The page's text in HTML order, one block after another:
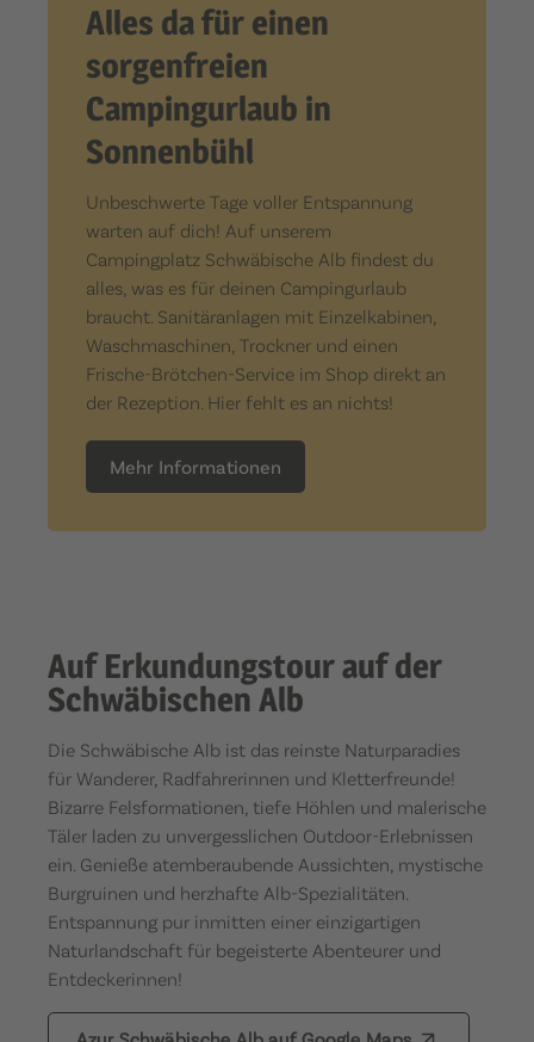
Alles da für einen
sorgenfreien
Campingurlaub in
Sonnenbühl
Unbeschwerte Tage voller Entspannung
warten auf dich! Auf unserem
Campingplatz Schwäbische Alb findest du
alles, was es für deinen Campingurlaub
braucht. Sanitäranlagen mit Einzelkabinen,
Waschmaschinen, Trockner und einen
Frische-Brötchen-Service im Shop direkt an
der Rezeption. Hier fehlt es an nichts!
Mehr Informationen
Auf Erkundungstour auf der
Schwäbischen Alb
Die Schwäbische Alb ist das reinste Naturparadies
für Wanderer, Radfahrerinnen und Kletterfreunde!
Bizarre Felsformationen, tiefe Höhlen und malerische
Täler laden zu unvergesslichen Outdoor-Erlebnissen
ein. Genieße atemberaubende Aussichten, mystische
Burgruinen und herzhafte Alb-Spezialitäten.
Entspannung pur inmitten einer einzigartigen
Naturlandschaft für begeisterte Abenteurer und
Entdeckerinnen!
Azur Schwäbische Alb auf Google Maps